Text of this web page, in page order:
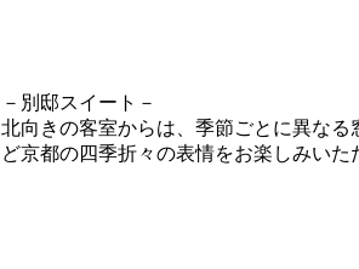
－別邸スイート－
北向きの客室からは、季節ごとに異な
ど京都の四季折々の表情をお楽しみいた